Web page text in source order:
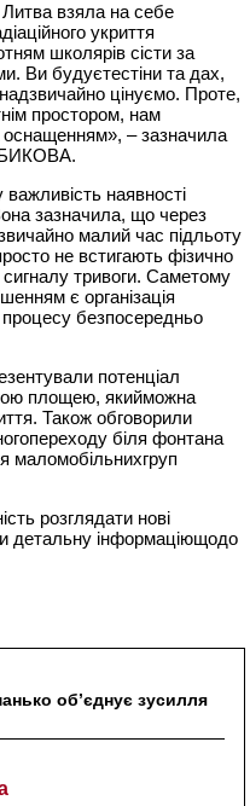
об’єднує зусилля
Литва взяла на себе
укриття
школярів сісти за
. Вибудуєтестіни та дах,
надзвичайно цінуємо. Проте,
простором, нам
оснащенням», –зазначила
важливість наявності
зазначила, що через
малий час підльоту
не встигають фізично
сигналутривоги.Саметому
єорганізація
процесу безпосередньо
потенціал
площею,якийможна
. Також обговорили
переходубіля фонтана
маломобільнихгруп
розглядати нові
детальну інформаціющодо